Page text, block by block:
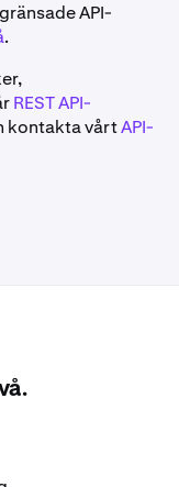
API-
.
REST API-
kontakta vårtAPI-